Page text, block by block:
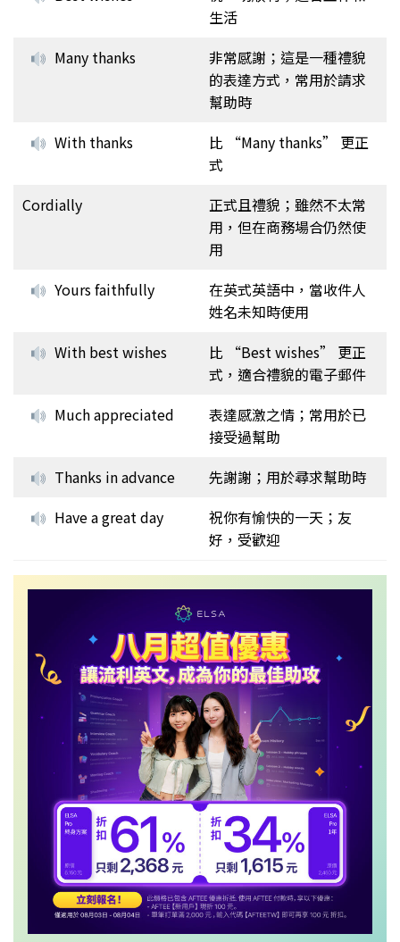
生活
Many thanks
非常感謝；這是一種禮貌
的表達方式，常用於請求
幫助時
With thanks
比 “Many thanks” 更正
式
Cordially
正式且禮貌；雖然不太常
用，但在商務場合仍然使
用
Yours faithfully
在英式英語中，當收件人
姓名未知時使用
With best wishes
比 “Best wishes” 更正
式，適合禮貌的電子郵件
Much appreciated
表達感激之情；常用於已
接受過幫助
Thanks in advance
先謝謝；用於尋求幫助時
Have a great day
祝你有愉快的一天；友
好，受歡迎